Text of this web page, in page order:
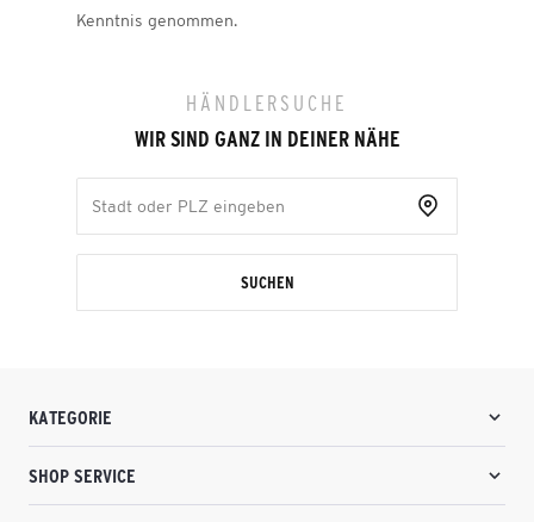
Kenntnis genommen.
HÄNDLERSUCHE
WIR SIND GANZ IN DEINER NÄHE
SUCHEN
KATEGORIE
SHOP SERVICE